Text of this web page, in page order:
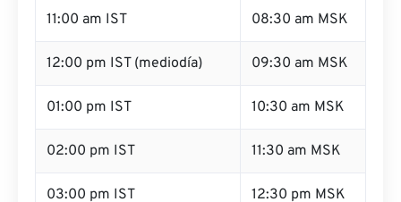
11:00 am IST 08:30 am MSK
12:00 pm IST (mediodía) 09:30 am MSK
01:00 pm IST 10:30 am MSK
02:00 pm IST 11:30 am MSK
03:00 pm IST 12:30 pm MSK